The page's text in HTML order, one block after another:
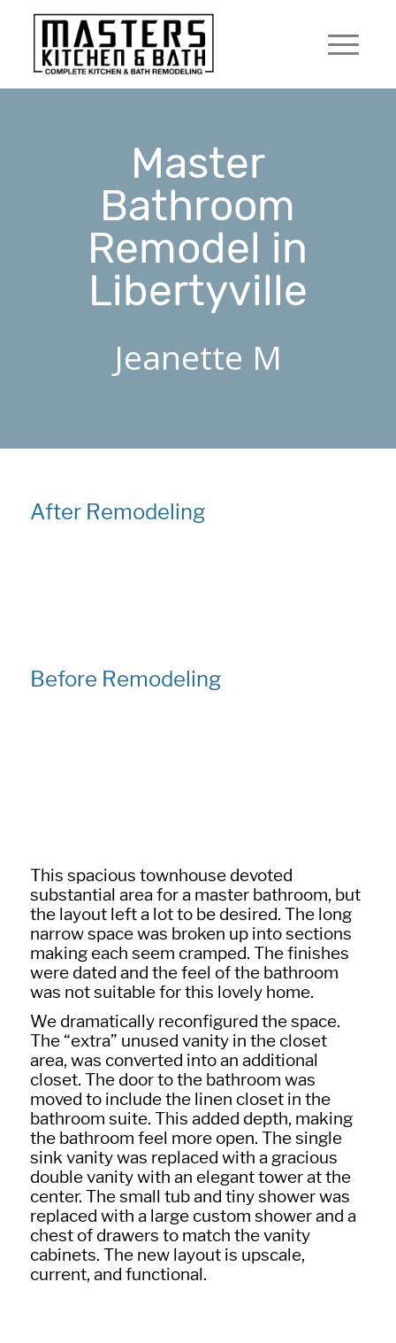
Master
Bathroom
Remodel in
Libertyville
Jeanette M
After Remodeling
Before Remodeling
This spacious townhouse devoted
substantial area for a master bathroom, but
the layout left a lot to be desired. The long
narrow space was broken up into sections
making each seem cramped. The finishes
were dated and the feel of the bathroom
was not suitable for this lovely home.
We dramatically reconfigured the space.
The “extra” unused vanity in the closet
area, was converted into an additional
closet. The door to the bathroom was
moved to include the linen closet in the
bathroom suite. This added depth, making
the bathroom feel more open. The single
sink vanity was replaced with a gracious
double vanity with an elegant tower at the
center. The small tub and tiny shower was
replaced with a large custom shower and a
chest of drawers to match the vanity
cabinets. The new layout is upscale,
current, and functional.